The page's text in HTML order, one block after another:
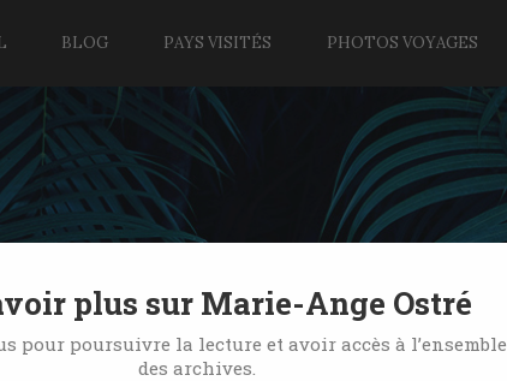
BLOG PAYS VISITÉS PHOTOS VOYAGES
vous !
plus sur Marie-Ange Ostré
pour poursuivre la lecture et avoir accès à l’ensemble
des archives.